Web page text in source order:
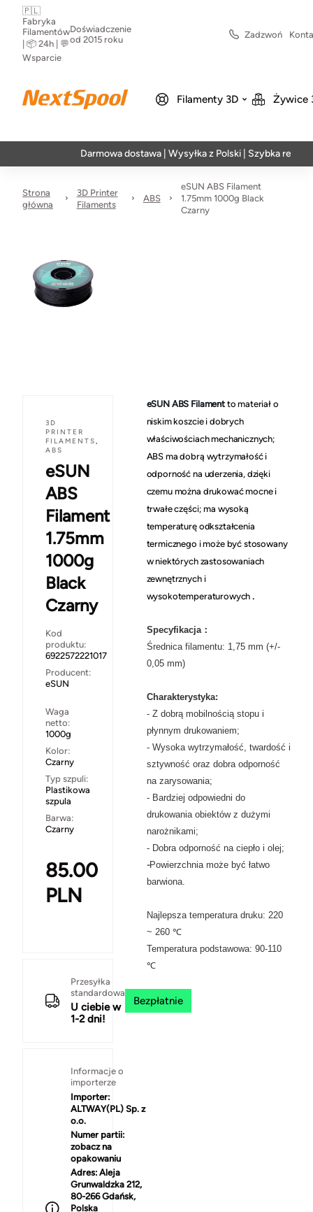
🇵🇱
Fabryka
Filamentów
| 📦 24h | 💬
Wsparcie
Doświadczenie
od 2015 roku
Zadzwoń
Filamenty 3D Żywice
Darmowa dostawa | Wysyłka z Polski | Szybka realizacja w
Strona
główna
3D Printer
Filaments
ABS
eSUN ABS Filament
1.75mm 1000g Black
Czarny
3D
PRINTER
FILAMENTS,
ABS
eSUN
ABS
Filament
1.75mm
1000g
Black
Czarny
Kod
produktu:
6922572221017
Producent:
eSUN
Waga
netto:
1000g
Kolor:
Czarny
Typ szpuli:
Plastikowa
szpula
Barwa:
Czarny
85.00
PLN
Przesyłka
standardowa
U ciebie w
1-2 dni!
Bezpłatnie
Informacje o
importerze
Importer:
ALTWAY(PL) Sp. z
o.o.
Numer partii:
zobacz na
opakowaniu
Adres: Aleja
Grunwaldzka 212,
80-266 Gdańsk,
Polska
eSUN ABS Filament to materiał o
niskim koszcie i dobrych
właściwościach mechanicznych;
ABS ma dobrą wytrzymałość i
odporność na uderzenia, dzięki
czemu można drukować mocne i
trwałe części; ma wysoką
temperaturę odkształcenia
termicznego i może być stosowany
w niektórych zastosowaniach
zewnętrznych i
wysokotemperaturowych.
Specyfikacja：
Średnica filamentu: 1,75 mm (+/-
0,05 mm)
Charakterystyka:
- Z dobrą mobilnością stopu i
płynnym drukowaniem;
- Wysoka wytrzymałość, twardość i
sztywność oraz dobra odporność
na zarysowania;
- Bardziej odpowiedni do
drukowania obiektów z dużymi
narożnikami;
- Dobra odporność na ciepło i olej;
-Powierzchnia może być łatwo
barwiona.
Najlepsza temperatura druku: 220
~ 260 ℃
Temperatura podstawowa: 90-110
℃